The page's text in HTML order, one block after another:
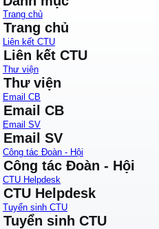
Trang chủ
Trang chủ
Liên kết CTU
Liên kết CTU
Thư viện
Thư viện
Email CB
Email CB
Email SV
Email SV
Công tác Đoàn - Hội
Công tác Đoàn - Hội
CTU Helpdesk
CTU Helpdesk
Tuyển sinh CTU
Tuyển sinh CTU